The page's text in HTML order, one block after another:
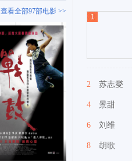
查看全部97部电影 >>
2 苏志燮
4 景甜
6 刘维
8 胡歌